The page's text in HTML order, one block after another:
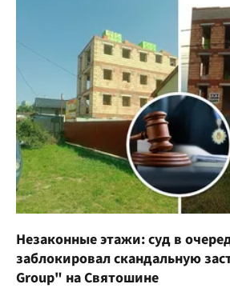
Незаконные этажи: суд в
заблокировал скандальную
Group" на Святошине